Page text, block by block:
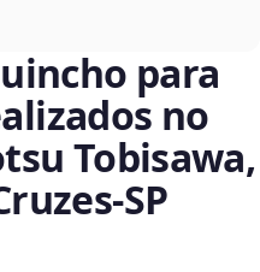
para
no
Tobisawa,